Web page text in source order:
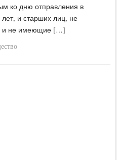
ко дню отправления в
и старших лиц, не
и не имеющие […]